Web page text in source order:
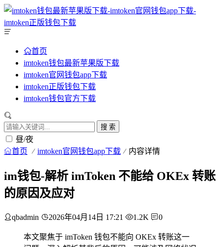
首页
imtoken钱包最新苹果版下载
imtoken官网钱包app下载
imtoken正版钱包下载
imtoken钱包官方下载
搜 索
昼/夜
首页 imtoken官网钱包app下载 内容详情
im钱包-解析 imToken 不能给 OKEx 转账
的原因及应对
qbadmin 2026年04月14日 17:21 1.2K 0
本文聚焦于 imToken 钱包不能向 OKEx 转账这一